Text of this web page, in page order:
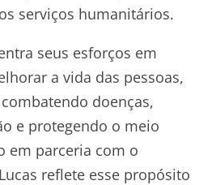
serviços humanitários.
seus esforços em
a vida das pessoas,
doenças,
e protegendo o meio
em parceria com o
reflete esse propósito